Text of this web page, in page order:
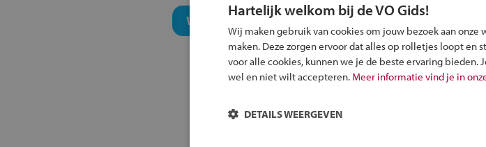
Welk onderwijsconcept past bij jou?
Hartelijk welkom bij de VO Gids!
Wij maken gebruik van cookies om jouw bezoek aan
maken. Deze zorgen ervoor dat alles op rolletjes loopt en
voor alle cookies, kunnen we je de beste ervaring bieden.
wel en niet wilt accepteren. Meer informatie vind je in
DETAILS WEERGEVEN